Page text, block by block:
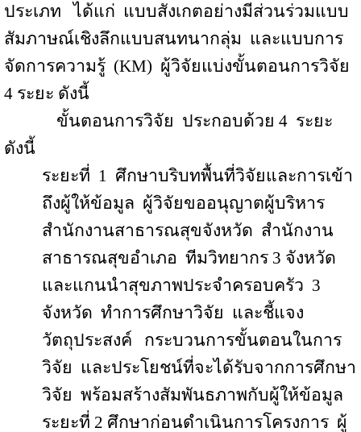
ประเภท
ได้แก่ แบบสังเกตอย่างมีส่วนร่วมแบบ
สัมภาษณ์เชิงลึกแบบสนทนากลุ่ม และแบบการ
จัดการความรู้ (KM) ผู้วิจัยแบ่งขั้นตอนการวิจัย
4 ระยะ ดังนี้
ขั้นตอนการวิจัย ประกอบด้วย 4 ระยะ
ดังนี้
ระยะที่ 1
ศึกษาบริบทพื้นที่วิจัยและการเข้า
ถึงผู้ให้ข้อมูล ผู้วิจัยขออนุญาตผู้บริหาร
สำนักงานสาธารณสุขจังหวัด สำนักงาน
สาธารณสุขอำเภอ ทีมวิทยากร 3 จังหวัด
และแกนนำสุขภาพประจำครอบครัว 3
จังหวัด ทำการศึกษาวิจัย และชี้แจง
วัตถุประสงค์
กระบวนการขั้นตอนในการ
วิจัย และประโยชน์ที่จะได้รับจากการศึกษา
วิจัย พร้อมสร้างสัมพันธภาพกับผู้ให้ข้อมูล
ระยะที่ 2 ศึกษาก่อนดำเนินการโครงการ ผู้